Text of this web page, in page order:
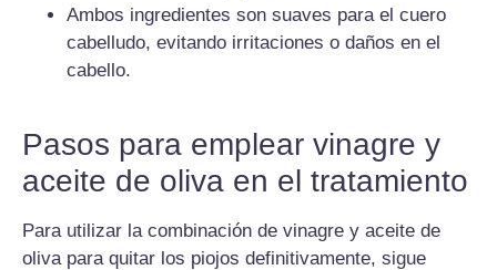
Ambos ingredientes son suaves para el cuero
cabelludo, evitando irritaciones o daños en el
cabello.
Pasos para emplear vinagre y
aceite de oliva en el tratamiento
Para utilizar la combinación de vinagre y aceite de
oliva para quitar los piojos definitivamente, sigue